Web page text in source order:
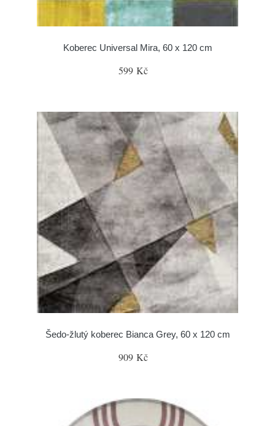
Koberec Universal Mira, 60 x 120 cm
599 Kč
Šedo-žlutý koberec Bianca Grey, 60 x 120 cm
909 Kč